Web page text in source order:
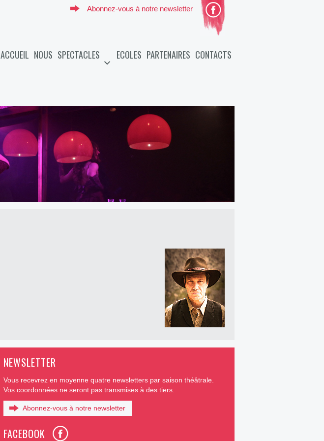
Abonnez-vous à notre newsletter
ACCUEIL NOUS SPECTACLES ECOLES PARTENAIRES CONTACTS
NEWSLETTER
Vous recevrez en moyenne quatre newsletters par saison théâtrale.
Vos coordonnées ne seront pas transmises à des tiers.
Abonnez-vous à notre newsletter
FACEBOOK